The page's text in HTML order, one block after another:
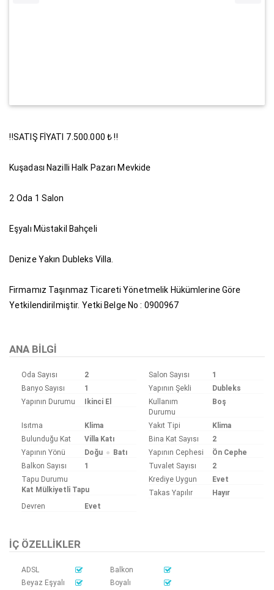
‼️SATIŞ FİYATI 7.500.000 ₺ ‼️
Kuşadası Nazilli Halk Pazarı Mevkide
2 Oda 1 Salon
Eşyalı Müstakil Bahçeli
Denize Yakın Dubleks Villa.
Firmamız Taşınmaz Ticareti Yönetmelik Hükümlerine Göre
Yetkilendirilmiştir. Yetki Belge No : 0900967
ANA BILGI
Oda Sayısı 2 Salon Sayısı
1
Banyo Sayısı
1 Yapının Şekli
Dubleks
Yapının Durumu
Ikinci El
Kullanım
Durumu
Boş
Isıtma Klima Yakıt Tipi
Klima
Bulunduğu Kat
Villa Katı Bina Kat Sayısı
2
Yapının Yönü
Doğu Batı Yapının Cephesi
Ön Cephe
Balkon Sayısı
1 Tuvalet Sayısı
2
Tapu Durumu
Kat Mülkiyetli Tapu
Krediye Uygun
Evet
Takas Yapılır
Hayır
Devren
Evet
İÇ ÖZELLIKLER
ADSL
Balkon
Beyaz Eşyalı
Boyalı